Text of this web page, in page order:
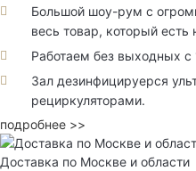
Большой шоу-рум с
весь товар, который есть
Работаем без выходных с
Зал дезинфицируерся
рециркуляторами.
подробнее >>
Доставка по Москве и области